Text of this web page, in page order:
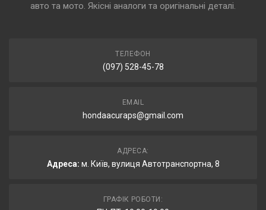
авто та мото. Якісні аналоги та оригінальні деталі.
ТЕЛЕФОН
(097) 528-45-78
EMAIL
hondaacuraps@gmail.com
АДРЕСА:
Адреса: м. Київ, вулиця Автотранспортна, 8
ГРАФІК РОБОТИ: